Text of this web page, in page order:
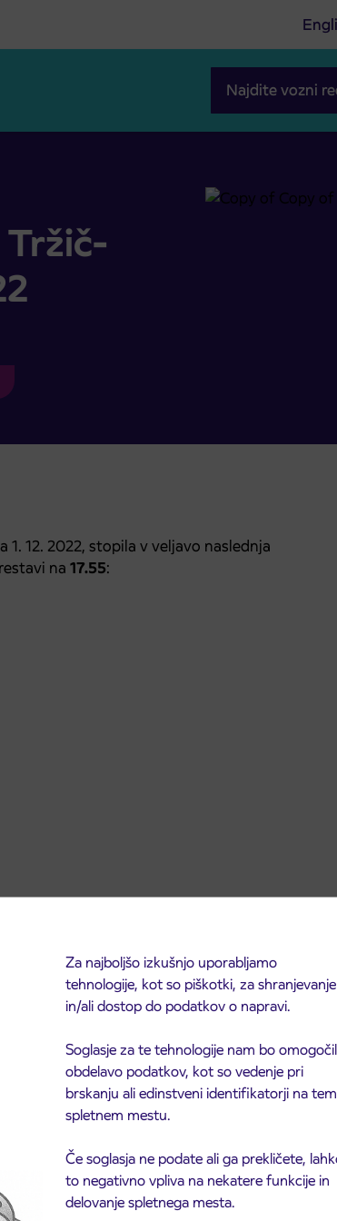
Za najboljšo izkušnjo uporabljamo
tehnologije, kot so piškotki, za shranjevanje
in/ali dostop do podatkov o napravi.
Soglasje za te tehnologije nam bo
obdelavo podatkov, kot so vedenje pri
brskanju ali edinstveni identifikatorji na tem
spletnem mestu.
Če soglasja ne podate ali ga prekličete,
to negativno vpliva na nekatere funkcije in
delovanje spletnega mesta.
Najdite vozni
12. 2022, stopila v veljavo naslednja
na 17.55:
rede.